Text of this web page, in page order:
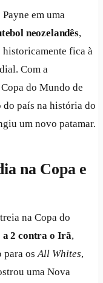
em uma
neozelandês,
historicamente fica à
Com a
do Mundo de
país na história do
um novo patamar.
na Copa e
na Copa do
a 2 contra o Irã,
os All Whites,
uma Nova